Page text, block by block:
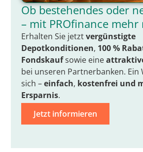
Ob bestehendes oder
– mit PROfinance mehr
Erhalten Sie jetztvergünstigte
Depotkonditionen, 100 %
Fondskaufsowie eine
bei unseren Partnerbanken. Ein
sich –einfach, kostenfrei und
Ersparnis.
Jetzt informieren